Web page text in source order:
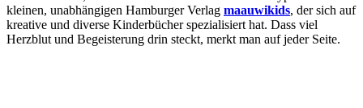
kleinen, unabhängigen Hamburger Verlag maauwikids, der sich auf
kreative und diverse Kinderbücher spezialisiert hat. Dass viel
Herzblut und Begeisterung drin steckt, merkt man auf jeder Seite.